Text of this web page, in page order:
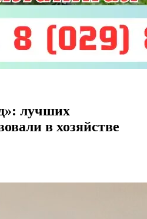
лучших
в хозяйстве